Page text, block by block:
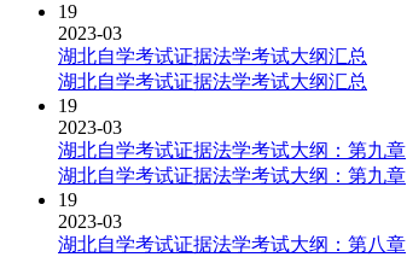
19
2023-03
湖北自学考试证据法学考试大纲汇总
湖北自学考试证据法学考试大纲汇总
19
2023-03
湖北自学考试证据法学考试大纲：第九章
湖北自学考试证据法学考试大纲：第九章
19
2023-03
湖北自学考试证据法学考试大纲：第八章